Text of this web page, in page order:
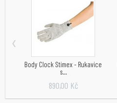
Body Clock Stimex - Rukavice
s...
890,00 Kč
‹